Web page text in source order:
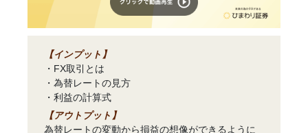
【インプット】
・FX取引とは
・為替レートの見方
・利益の計算式
【アウトプット】
為替レートの変動から損益の想像ができるように